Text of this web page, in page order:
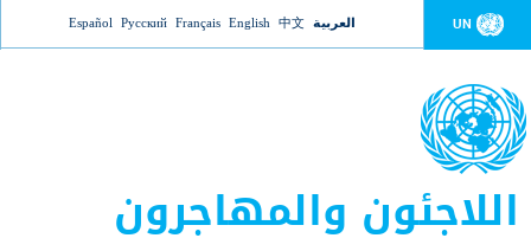
Jump to navigation UN العربية 中文
English
Français
Русский
Español
اللاجئون والمهاجرون